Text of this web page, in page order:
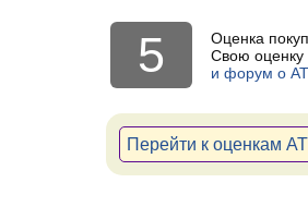
5
Оценка
Свою оценку
и форум о
Перейти к оценкам